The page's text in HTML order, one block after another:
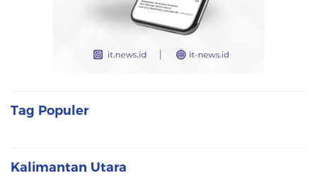
Tag Populer
Kalimantan Utara